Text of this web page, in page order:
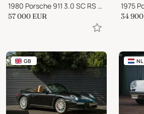
1980 Porsche 911 3.0 SC RS Recreation - ONLINE AUCTION
57 000 EUR 34 900
GB NL